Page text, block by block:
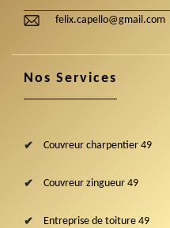
felix.capello@gmail.com
Nos Services
Couvreur charpentier 49
Couvreur zingueur 49
Entreprise de toiture 49